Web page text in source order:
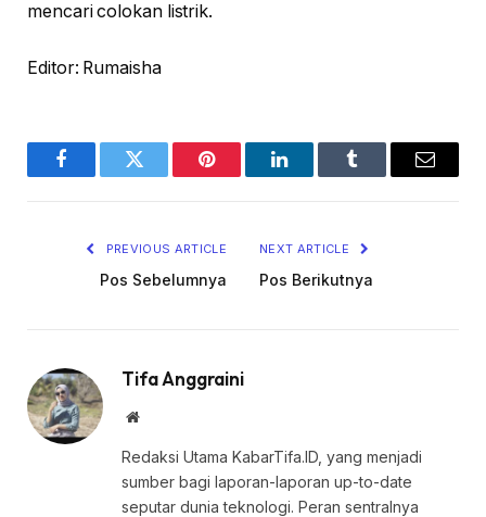
mencari colokan listrik.
Editor: Rumaisha
FacebookTwitter Pinterest LinkedInTumblr Email
PREVIOUS ARTICLE
Pos Sebelumnya
NEXT ARTICLE
Pos Berikutnya
Tifa Anggraini
Website
Redaksi Utama KabarTifa.ID, yang menjadi
sumber bagi laporan-laporan up-to-date
seputar dunia teknologi. Peran sentralnya